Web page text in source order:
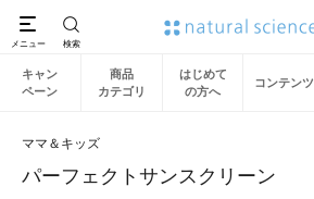
キャン
ペーン
商品
カテゴリ
はじめて
の方へ
コンテンツ
ママ＆キッズ
パーフェクトサンスクリーン